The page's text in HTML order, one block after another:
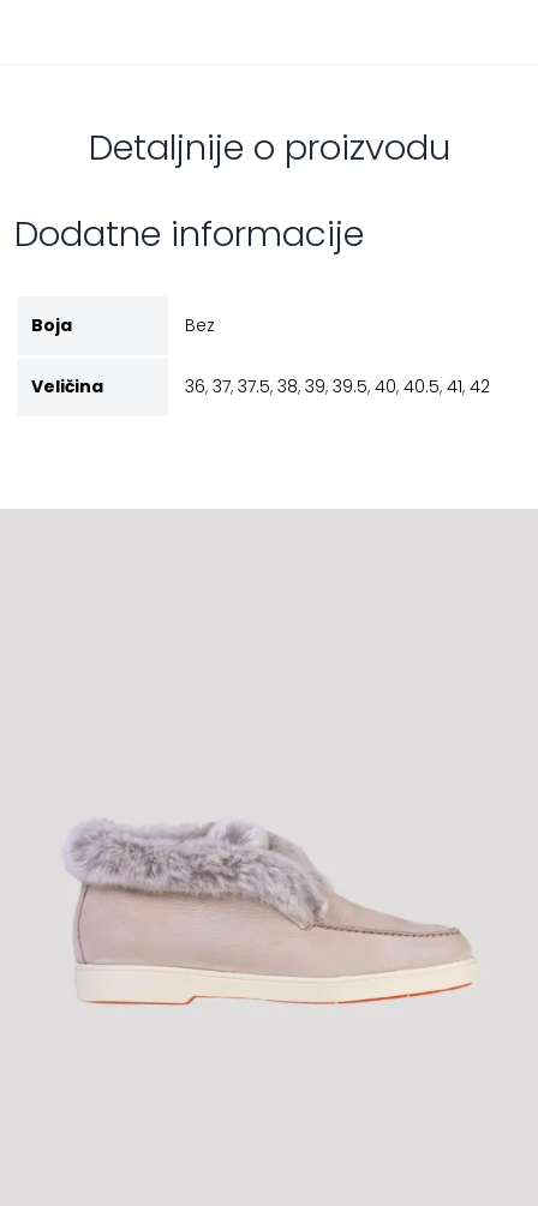
Detaljnije o proizvodu
Dodatne informacije
Boja Bez
Veličina 36, 37, 37.5, 38, 39, 39.5, 40, 40.5, 41, 42